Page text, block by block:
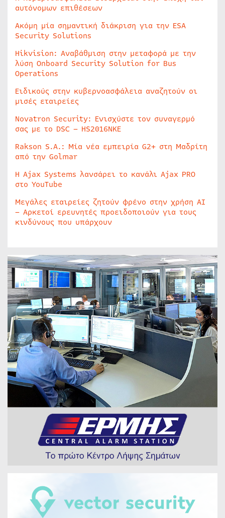
αυτόνομων επιθέσεων
Ακόμη μία σημαντική διάκριση για την ESA
Security Solutions
Hikvision: Αναβάθμιση στην μεταφορά με την
λύση Onboard Security Solution for Bus
Operations
Ειδικούς στην κυβερνοασφάλεια αναζητούν οι
μισές εταιρείες
Novatron Security: Ενισχύστε τον συναγερμό
σας με το DSC – HS2016NKE
Rakson S.A.: Μία νέα εμπειρία G2+ στη Μαδρίτη
από την Golmar
Η Ajax Systems λανσάρει το κανάλι Ajax PRO
στο YouTube
Μεγάλες εταιρείες ζητούν φρένο στην χρήση AI
– Αρκετοί ερευνητές προειδοποιούν για τους
κινδύνους που υπάρχουν